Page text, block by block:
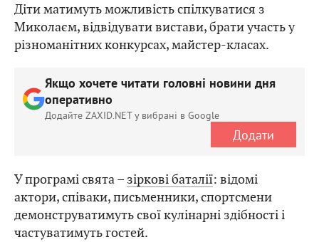
Діти матимуть можливість спілкуватися з
Миколаєм, відвідувати вистави, брати участь у
різноманітних конкурсах, майстер-класах.
Якщо хочете читати головні новини дня
оперативно
Додайте ZAXID.NET у вибрані в Google
Додати
У програмі свята – зіркові баталії: відомі
актори, співаки, письменники, спортсмени
демонструватимуть свої кулінарні здібності і
частуватимуть гостей.